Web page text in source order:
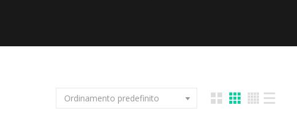
Ordinamento predefinito